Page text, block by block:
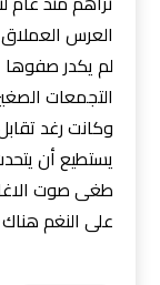
العرس العملاق
لم يكدر
التجمعات
وكانت رغد
يستطيع أن
طغى صوت
على النغم